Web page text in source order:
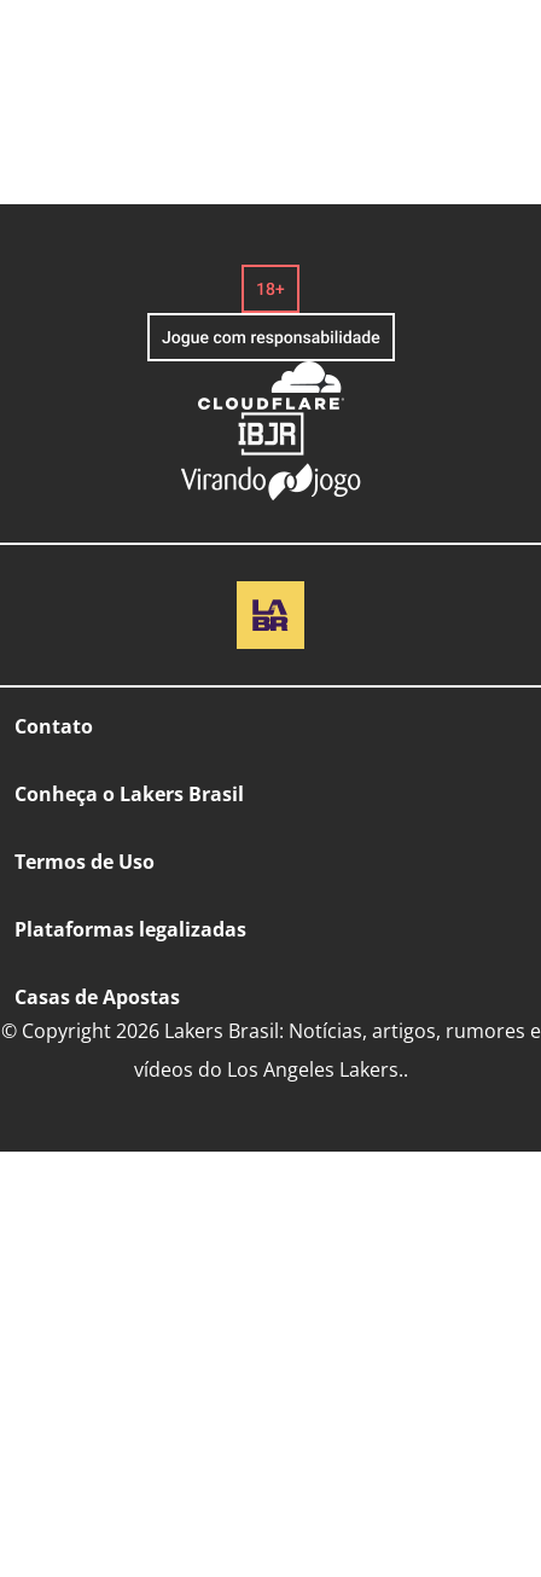
Contato
Conheça o Lakers Brasil
Termos de Uso
Plataformas legalizadas
Casas de Apostas
© Copyright 2026 Lakers Brasil: Notícias, artigos, rumores e
vídeos do Los Angeles Lakers..